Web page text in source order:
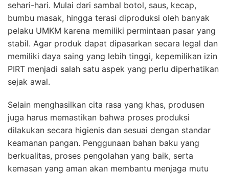
sehari-hari. Mulai dari sambal botol, saus, kecap,
bumbu masak, hingga terasi diproduksi oleh banyak
pelaku UMKM karena memiliki permintaan pasar yang
stabil. Agar produk dapat dipasarkan secara legal dan
memiliki daya saing yang lebih tinggi, kepemilikan izin
PIRT menjadi salah satu aspek yang perlu diperhatikan
sejak awal.
Selain menghasilkan cita rasa yang khas, produsen
juga harus memastikan bahwa proses produksi
dilakukan secara higienis dan sesuai dengan standar
keamanan pangan. Penggunaan bahan baku yang
berkualitas, proses pengolahan yang baik, serta
kemasan yang aman akan membantu menjaga mutu